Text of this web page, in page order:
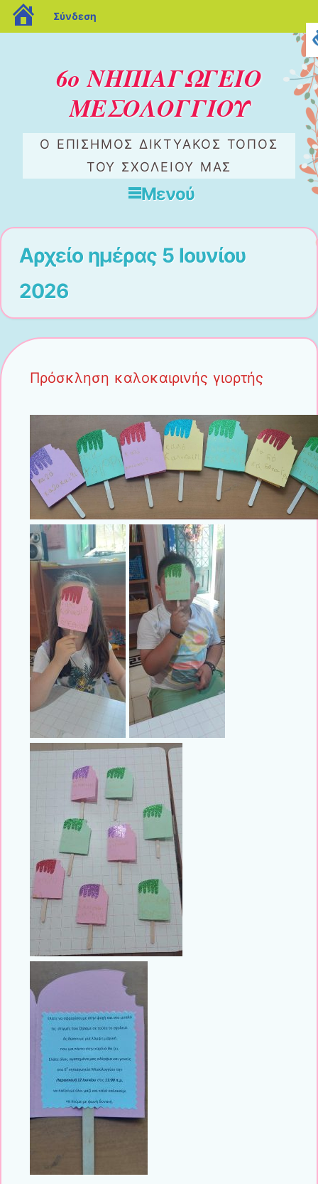
6ο ΝΗΠΙΑΓΩΓΕΙΟ
ΜΕΣΟΛΟΓΓΙΟΥ
Ο ΕΠΊΣΗΜΟΣ ΔΙΚΤΥΑΚΌΣ ΤΌΠΟΣ
ΤΟΥ ΣΧΟΛΕΊΟΥ ΜΑΣ
Μενού
Αρχείο ημέρας 5 Ιουνίου
2026
Πρόσκληση καλοκαιρινής γιορτής
blogs.sch.gr
Σύνδεση